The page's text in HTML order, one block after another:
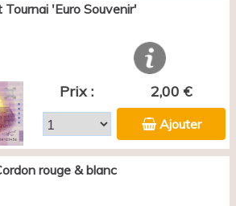
Tournai 'Euro Souvenir'
Prix : 2,00 €
Ajouter
rouge & blanc